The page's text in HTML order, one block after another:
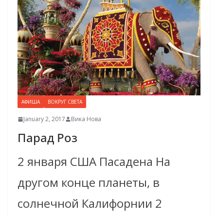
АФИША ВОКРУГ СВЕТА
January 2, 2017 Вика Нова
Парад Роз
2 января США Пасадена На
другом конце планеты, в
солнечной Калифорнии 2